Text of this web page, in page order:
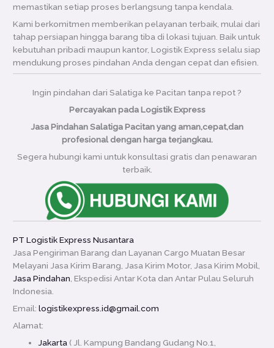
memastikan setiap proses berlangsung tanpa kendala.
Kami berkomitmen memberikan pelayanan terbaik, mulai dari
tahap persiapan hingga barang tiba di lokasi tujuan. Baik untuk
kebutuhan pribadi maupun kantor, Logistik Express selalu siap
mendukung proses pindahan Anda dengan cepat dan efisien.
Ingin pindahan dari Salatiga ke Pacitan tanpa repot ?
Percayakan pada Logistik Express
Jasa Pindahan Salatiga Pacitan yang aman,cepat,dan
profesional dengan harga terjangkau.
Segera hubungi kami untuk konsultasi gratis dan penawaran
terbaik.
PT Logistik Express Nusantara
Jasa Pengiriman Barang dan Layanan Cargo Muatan Besar
Melayani Jasa Kirim Barang, Jasa Kirim Motor, Jasa Kirim Mobil,
Jasa Pindahan , Ekspedisi Antar Kota dan Antar Pulau Seluruh
Indonesia.
Email:logistikexpress.id@gmail.com
Alamat:
Jakarta ( Jl. Kampung Bandang Gudang No.1,